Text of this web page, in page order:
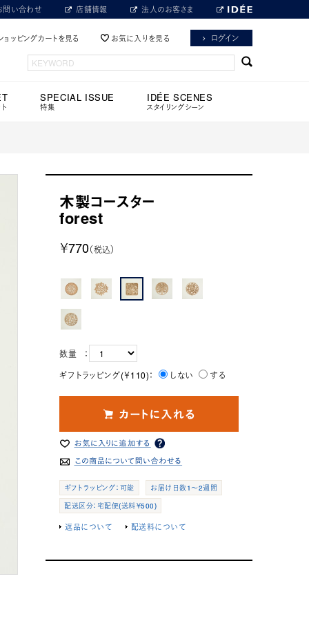
問い合わせ 店舗情報 法人のお客さま
ョッピングカートを見る お気に入りを見る ログイン
SPECIAL ISSUE
特集
IDÉE SCENES
スタイリングシーン
木製コースター
forest
￥770（税込）
数量 ：
ギフトラッピング(￥110)：
しない する
ギフトラッピング：可能
お届け日数1～2週間
配送区分：宅配便(送料￥500)
返品について 配送料について